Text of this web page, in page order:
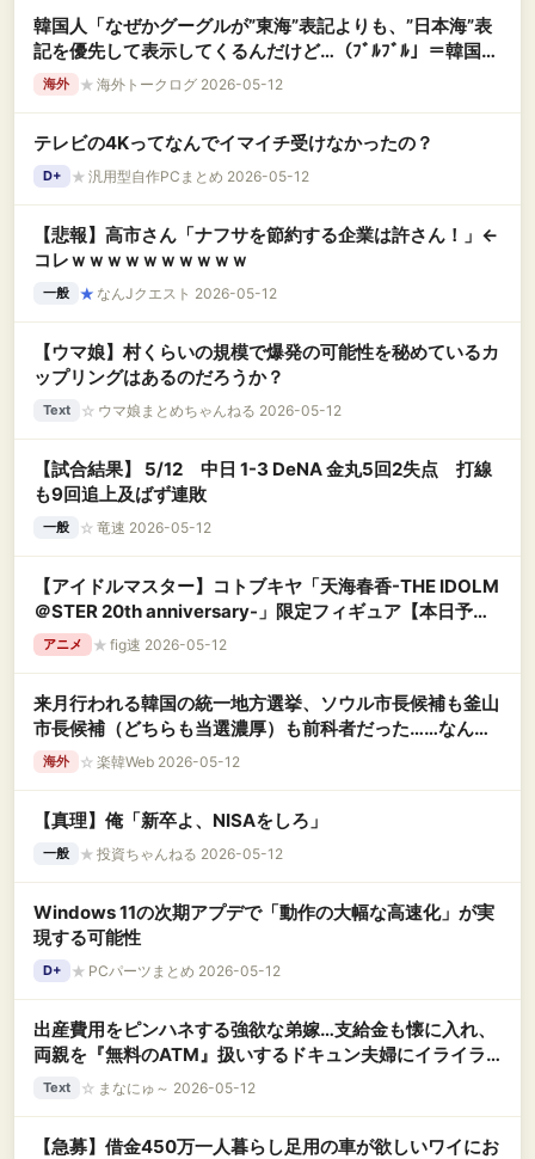
韓国人「なぜかグーグルが”東海”表記よりも、”日本海”表
記を優先して表示してくるんだけど…（ﾌﾞﾙﾌﾞﾙ」＝韓国の
反応
海外 ★ 海外トークログ 2026-05-12
テレビの4Kってなんでイマイチ受けなかったの？
D+ ★ 汎用型自作PCまとめ 2026-05-12
【悲報】高市さん「ナフサを節約する企業は許さん！」←
コレｗｗｗｗｗｗｗｗｗｗ
一般 ★ なんJクエスト 2026-05-12
【ウマ娘】村くらいの規模で爆発の可能性を秘めているカ
ップリングはあるのだろうか？
Text ☆ ウマ娘まとめちゃんねる 2026-05-12
【試合結果】 5/12 中日 1-3 DeNA 金丸5回2失点 打線
も9回追上及ばず連敗
一般 ☆ 竜速 2026-05-12
【アイドルマスター】コトブキヤ「天海春香-THE IDOLM
＠STER 20th anniversary-」限定フィギュア【本日予約
締切】
アニメ ★ fig速 2026-05-12
来月行われる韓国の統一地方選挙、ソウル市長候補も釜山
市長候補（どちらも当選濃厚）も前科者だった……なんな
ら左派候補の36%が前科持ちだった
海外 ☆ 楽韓Web 2026-05-12
【真理】俺「新卒よ、NISAをしろ」
一般 ★ 投資ちゃんねる 2026-05-12
Windows 11の次期アプデで「動作の大幅な高速化」が実
現する可能性
D+ ★ PCパーツまとめ 2026-05-12
出産費用をピンハネする強欲な弟嫁…支給金も懐に入れ、
両親を『無料のATM』扱いするドキュン夫婦にイライラ
←さすがに七五三の集金を断ったら逆ギレ中止ｗブランド
Text ☆ まなにゅ～ 2026-05-12
【急募】借金450万一人暮らし足用の車が欲しいワイにお